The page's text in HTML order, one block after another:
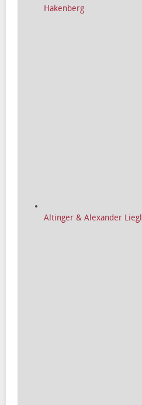
Hakenberg
Altinger & Alexander Liegl